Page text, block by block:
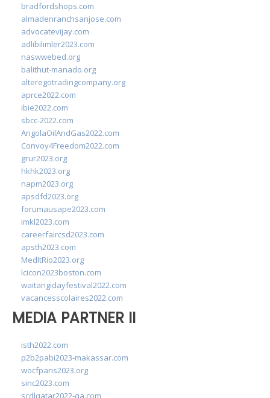
bradfordshops.com
almadenranchsanjose.com
advocatevijay.com
adlibilimler2023.com
naswwebed.org
balithut-manado.org
alteregotradingcompany.org
aprce2022.com
ibie2022.com
sbcc-2022.com
AngolaOilAndGas2022.com
Convoy4Freedom2022.com
grur2023.org
hkhk2023.org
napm2023.org
apsdfd2023.org
forumausape2023.com
imkl2023.com
careerfaircsd2023.com
apsth2023.com
MedItRio2023.org
lcicon2023boston.com
waitangidayfestival2022.com
vacancesscolaires2022.com
MEDIA PARTNER II
isth2022.com
p2b2pabi2023-makassar.com
wocfparis2023.org
sinc2023.com
scdlqatar2022-qa.com